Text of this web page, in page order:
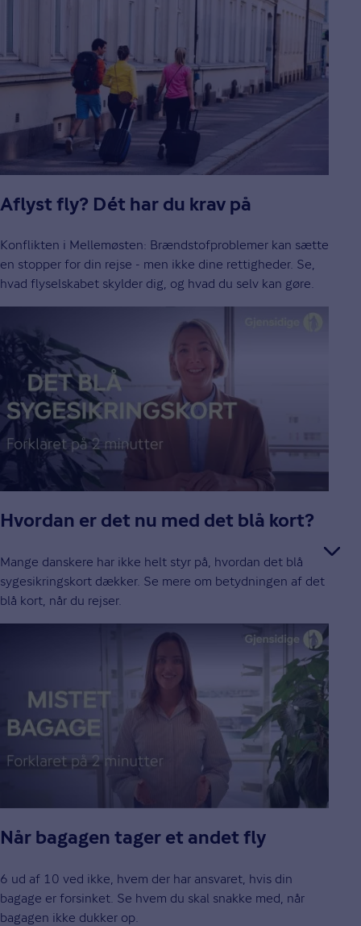
Aflyst fly? Dét har du krav på
Konflikten i Mellemøsten: Brændstofproblemer kan sætte
en stopper for din rejse - men ikke dine rettigheder. Se,
hvad flyselskabet skylder dig, og hvad du selv kan gøre.
Hvordan er det nu med det blå kort?
Mange danskere har ikke helt styr på, hvordan det blå
sygesikringskort dækker. Se mere om betydningen af det
blå kort, når du rejser.
Når bagagen tager et andet fly
6 ud af 10 ved ikke, hvem der har ansvaret, hvis din
bagage er forsinket. Se hvem du skal snakke med, når
bagagen ikke dukker op.